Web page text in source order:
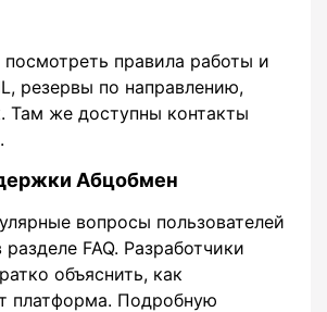
правила работы и
резервы по направлению,
Там же доступны контакты
Абцобмен
вопросы пользователей
FAQ. Разработчики
объяснить, как
платформа. Подробную